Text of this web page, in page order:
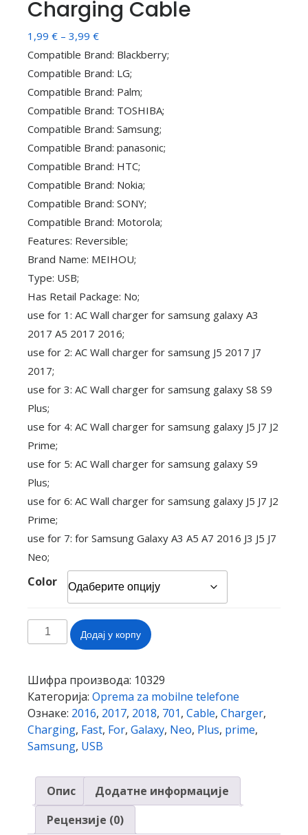
Charging Cable
1,99 € – 3,99 €Распон
цена:
од
1,99 €
до
3,99 €
Compatible Brand: Blackberry;
Compatible Brand: LG;
Compatible Brand: Palm;
Compatible Brand: TOSHIBA;
Compatible Brand: Samsung;
Compatible Brand: panasonic;
Compatible Brand: HTC;
Compatible Brand: Nokia;
Compatible Brand: SONY;
Compatible Brand: Motorola;
Features: Reversible;
Brand Name: MEIHOU;
Type: USB;
Has Retail Package: No;
use for 1: AC Wall charger for samsung galaxy A3
2017 A5 2017 2016;
use for 2: AC Wall charger for samsung J5 2017 J7
2017;
use for 3: AC Wall charger for samsung galaxy S8 S9
Plus;
use for 4: AC Wall charger for samsung galaxy J5 J7 J2
Prime;
use for 5: AC Wall charger for samsung galaxy S9
Plus;
use for 6: AC Wall charger for samsung galaxy J5 J7 J2
Prime;
use for 7: for Samsung Galaxy A3 A5 A7 2016 J3 J5 J7
Neo;
Color
For
Samsung
A3
A5
A7
2016
J3
J7
Neo
J701
2017
Додај у корпу
Шифра производа: 10329
Категорија: Oprema za mobilne telefone
Ознаке: 2016, 2017, 2018, 701, Cable, Charger,
Charging, Fast, For, Galaxy, Neo, Plus, prime,
Samsung, USB
Опис
Додатне информације
Рецензије (0)